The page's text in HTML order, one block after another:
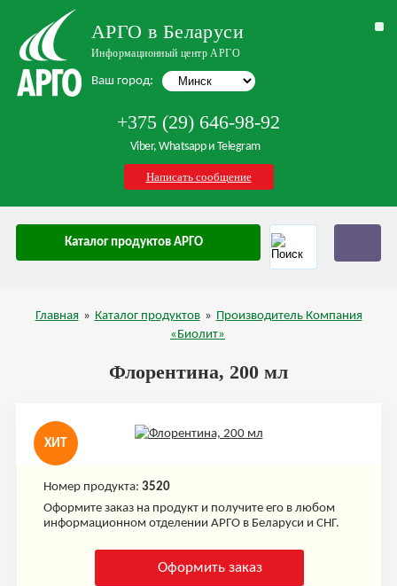
АРГО в Беларуси
Информационный центр АРГО
Ваш город:
+375 (29) 646-98-92
Viber, Whatsapp и Telegram
Написать сообщение
Каталог продуктов АРГО
Главная » Каталог продуктов » Производитель Компания
«Биолит»
Флорентина, 200 мл
ХИТ
Номер продукта: 3520
Оформите заказ на продукт и получите его в любом
информационном отделении АРГО в Беларуси и СНГ.
Оформить заказ